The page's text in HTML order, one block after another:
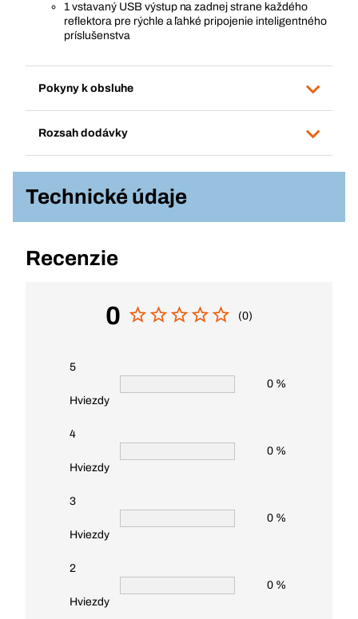
1 vstavaný USB výstup na zadnej strane každého
reflektora pre rýchle a ľahké pripojenie inteligentného
príslušenstva
Pokyny k obsluhe
Rozsah dodávky
Technické údaje
Recenzie
0 (0)
5
Hviezdy
0 %
4
Hviezdy
0 %
3
Hviezdy
0 %
2
Hviezdy
0 %